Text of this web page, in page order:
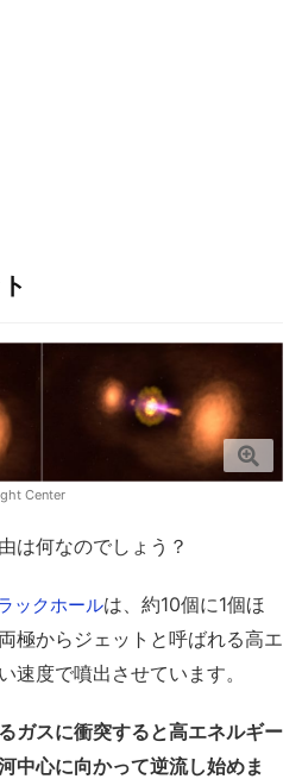
Center
は何なのでしょう？
ックホールは、約10個に1個ほ
極からジェットと呼ばれる高エ
速度で噴出させています。
ガスに衝突すると高エネルギー
中心に向かって逆流し始めま